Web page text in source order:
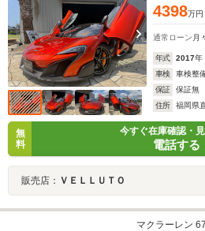
4398万円
通常ローン 月
年式 2017年
車検
車検整
保証
保証無
住所
福岡県
無
料
今すぐ在庫確認・
電話する
販売店： ＶＥＬＬＵＴＯ
マクラーレン